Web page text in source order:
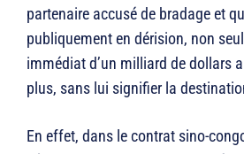
partenaire accusé de bradage et
publiquement en dérision, non
immédiat d’un milliard de dollars
plus, sans lui signifier la
En effet, dans le contrat sino-